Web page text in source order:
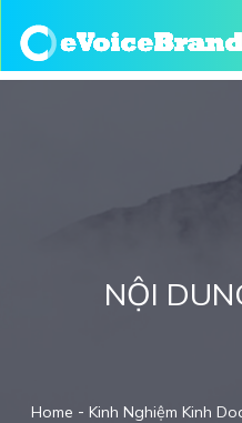
NỘI
Home - Kinh Nghiệm Kinh